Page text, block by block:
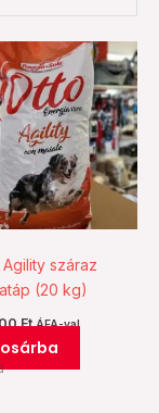
száraz
(20 kg)
Ft ÁFA-val